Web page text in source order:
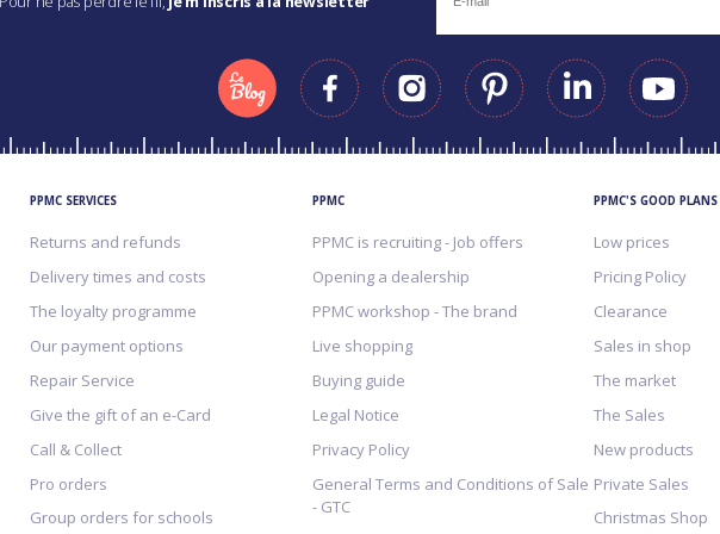
PPMC SERVICES
Returns and refunds
Delivery times and costs
The loyalty programme
Our payment options
Repair Service
Give the gift of an e-Card
Call & Collect
Pro orders
Group orders for schools
PPMC
PPMC is recruiting - Job offers
Opening a dealership
PPMC workshop - The brand
Live shopping
Buying guide
Legal Notice
Privacy Policy
General Terms and Conditions of Sale
- GTC
PPMC'S GOOD PLANS
Low prices
Pricing Policy
Clearance
Sales in shop
The market
The Sales
New products
Private Sales
Christmas Shop